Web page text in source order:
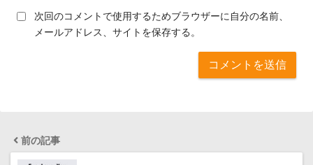
次回のコメントで使用するためブラウザーに自分の名前、
メールアドレス、サイトを保存する。
前の記事